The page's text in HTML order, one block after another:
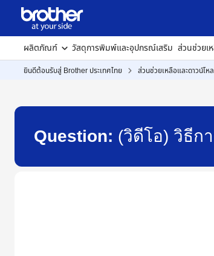
ผลิตภัณฑ์ วัสดุการพิมพ์และอุปกรณ์เสริม ส่วนช่วยเ
ยินดีต้อนรับสู่ Brother ประเทศไทย ส่วนช่วยเหลือและดาวน์โห
Question: (วิดีโอ) วิธีก